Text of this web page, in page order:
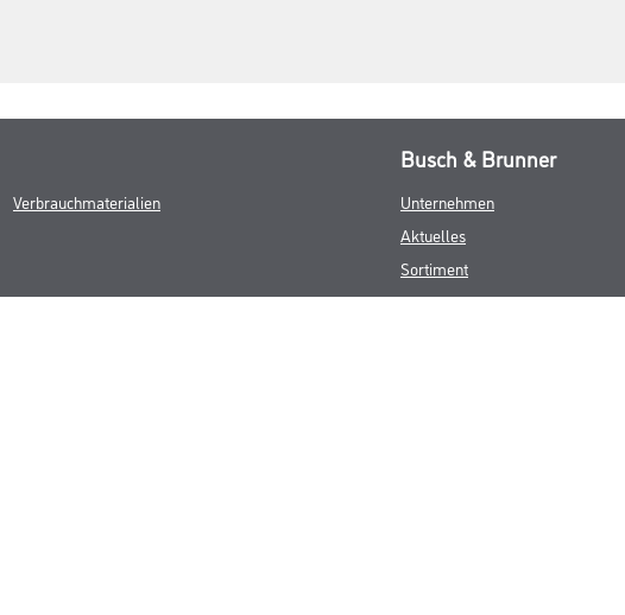
Verbrauchmaterialien
Busch & Brunner
Unternehmen
Aktuelles
Sortiment
Eigenmarken